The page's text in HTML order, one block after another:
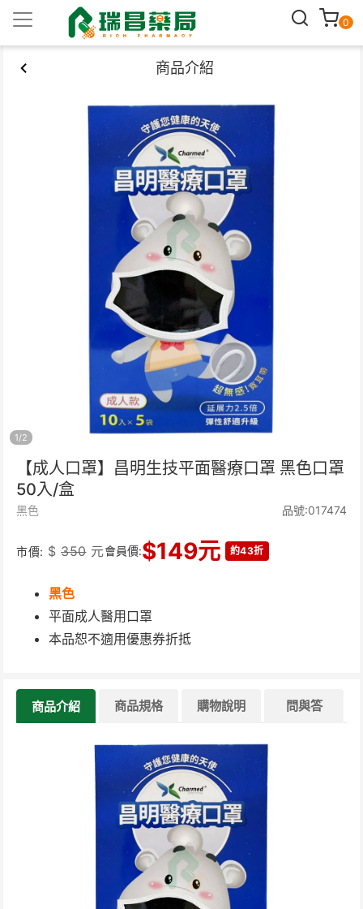
0
商品介紹
1/2
【成人口罩】昌明生技平面醫療口罩 黑色口罩
50入/盒
黑色 品號:017474
市價: $ 350 元會員價:$149元 約43折
黑色
平面成人醫用口罩
本品恕不適用優惠券折抵
商品介紹 商品規格 購物說明 問與答